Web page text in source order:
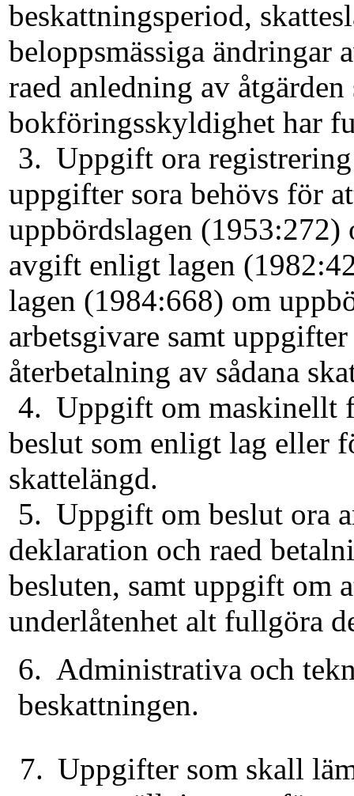
beskattningsperiod,
beloppsmässiga ändringar
raed anledning av
bokföringsskyl­dighet har
3. Uppgift ora
uppgifter sora behövs för
uppbördslagen (1953:272)
avgift enligt lagen
lagen (1984:668) om
arbetsgivare samt
återbetalning av sådana
4. Uppgift om maskinellt
beslut som enligt lag eller
skattelängd.
5. Uppgift om beslut ora
deklaration och raed
besluten, samt uppgift om
underlåtenhet alt fullgöra
6. Administrativa och
beskattningen.
7. Uppgifter som skall